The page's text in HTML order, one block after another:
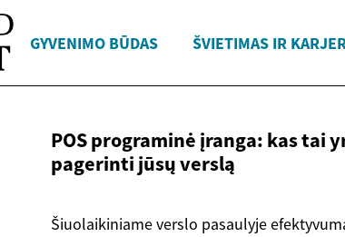
GYVENIMO BŪDAS ŠVIETIMAS IR
POS programinė įranga: kas tai
pagerinti jūsų verslą
Šiuolaikiniame verslo pasaulyje